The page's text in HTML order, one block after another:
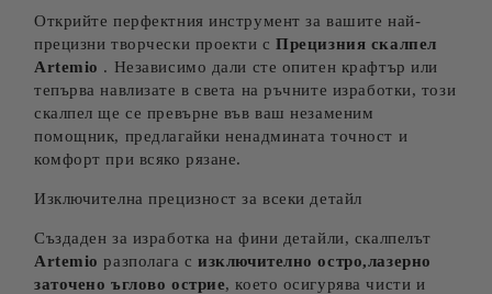
Открийте перфектния инструмент за вашите най-
прецизни творчески проекти сПрецизния скалпел
Artemio . Независимо дали сте опитен крафтър или
тепърва навлизате в света на ръчните изработки, този
скалпел ще се превърне във ваш незаменим
помощник, предлагайки ненадмината точност и
комфорт при всяко рязане.
Изключителна прецизност за всеки детайл
Създаден за изработка на фини детайли, скалпелът
Artemioразполага сизключително остро,лазерно
заточено ъглово острие, което осигурява чисти и